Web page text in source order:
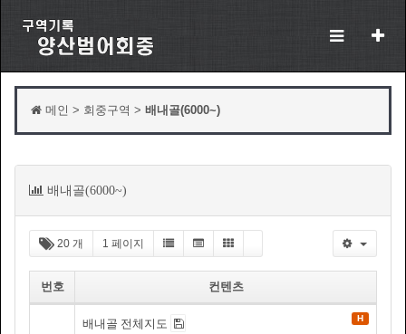
메인 > 회중구역 > 배내골(6000~)
배내골(6000~)
20 개 1 페이지
번호 컨텐츠
배내골 전체지도 H